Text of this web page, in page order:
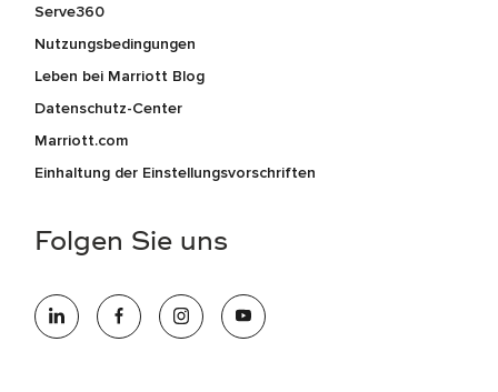
Serve360
Nutzungsbedingungen
Leben bei Marriott Blog
Datenschutz-Center
Marriott.com
Einhaltung der Einstellungsvorschriften
Folgen Sie uns